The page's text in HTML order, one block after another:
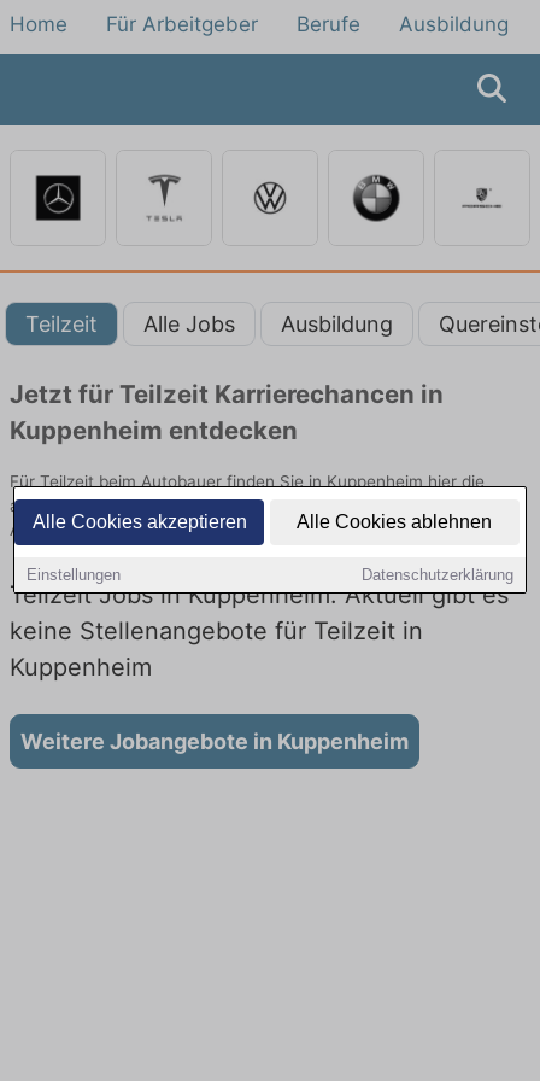
Alle Cookies akzeptieren Alle Cookies ablehnen
Einstellungen Datenschutzerklärung
Home Für Arbeitgeber Berufe Ausbildung
Teilzeit Alle Jobs Ausbildung
Jetzt für Teilzeit Karrierechancen in
Kuppenheim entdecken
Für Teilzeit beim Autobauer finden Sie in Kuppenheim hier die
aktuellsten Angebote. Entdecken Sie freie Optionen von Top-
Arbeitgebern und bewerben Sie sich noch heute.
Teilzeit Jobs in Kuppenheim: Aktuell gibt es
keine Stellenangebote für Teilzeit in
Kuppenheim
Weitere Jobangebote in Kuppenheim